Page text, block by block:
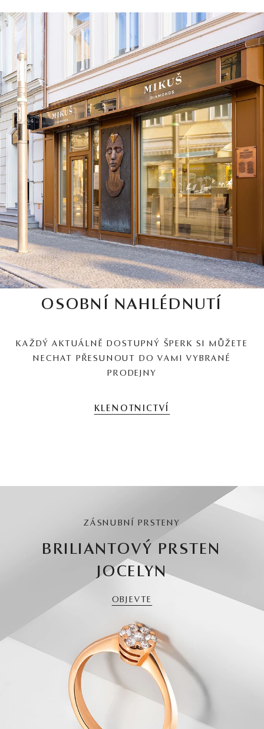
OSOBNÍ NAHLÉDNUTÍ
KAŽDÝ AKTUÁLNĚ DOSTUPNÝ ŠPERK SI MŮŽETE
NECHAT PŘESUNOUT DO VAMI VYBRANÉ
PRODEJNY
KLENOTNICTVÍ
ZÁSNUBNÍ PRSTENY
BRILIANTOVÝ PRSTEN
JOCELYN
OBJEVTE